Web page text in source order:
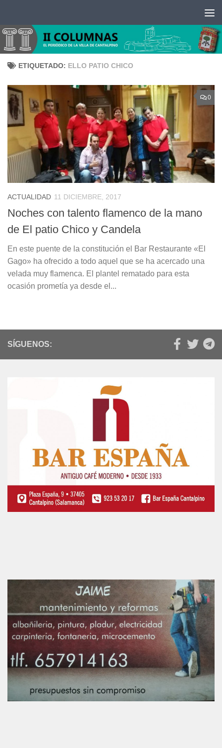
ETIQUETADO: ELLO PATIO CHICO
0
ACTUALIDAD 11 DICIEMBRE, 2017
Noches con talento flamenco de la mano
de El patio Chico y Candela
En este puente de la constitución el Bar Restaurante «El
Gago» ha ofrecido a todo aquel que se ha acercado una
velada muy flamenca. El plantel rematado para esta
ocasión prometía ya desde el...
SÍGUENOS: